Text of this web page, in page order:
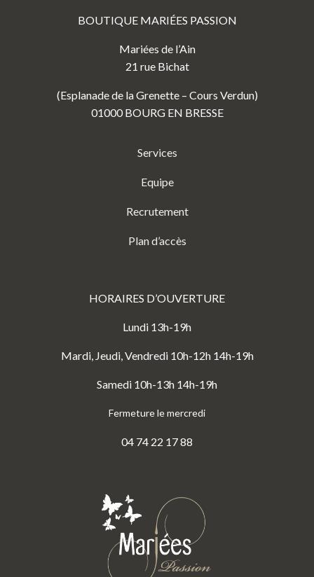
BOUTIQUE MARIÉES PASSION
Mariées de l’Ain
21 rue Bichat
(Esplanade de la Grenette – Cours Verdun)
01000 BOURG EN BRESSE
Services
Equipe
Recrutement
Plan d’accès
HORAIRES D’OUVERTURE
Lundi 13h-19h
Mardi, Jeudi, Vendredi 10h-12h 14h-19h
Samedi 10h-13h 14h-19h
Fermeture le mercredi
04 74 22 17 88